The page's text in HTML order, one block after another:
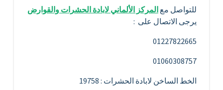
للتواصل مع المركز الألماني لابادة الحشرات والقوارض
يرجى الاتصال على :
01227822665
01060308757
الخط الساخن لابادة الحشرات : 19758